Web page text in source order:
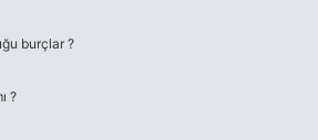
burçlar ?
?